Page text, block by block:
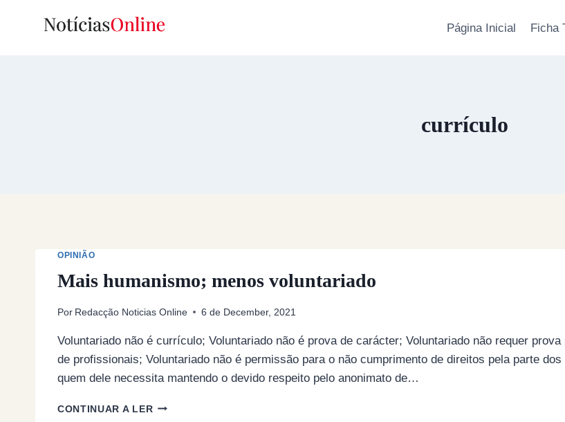
Página Inicial Ficha
currículo
OPINIÃO
Mais humanismo; menos voluntariado
Por Redacção Noticias Online 6 de December, 2021
Voluntariado não é currículo; Voluntariado não é prova de carácter; Voluntariado não requer
de profissionais; Voluntariado não é permissão para o não cumprimento de direitos pela parte
quem dele necessita mantendo o devido respeito pelo anonimato de…
CONTINUAR A LERMAIS